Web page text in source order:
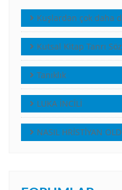
Kuşlardan çok daha
Kutsal Kitap Tanrı
Tanıklık
LUKA İNCİLİ
NASIL HRİSTİYAN